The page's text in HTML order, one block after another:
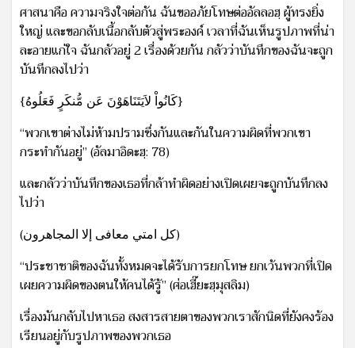
ศาสนาคือ ความจริงใจต่อกัน ฉันขออภัยโทษต่ออัลลอฮฺ ผู้ทรงยิ่ง
ใหญ่ และขอกลับเนื้อกลับตัวสู่พระองค์ เวลาที่ฉันเห็นรูปภาพที่น่า
ละอายแก่ใจ ฉันกลัวอยู่ 2 เรื่องด้วยกัน กลัวว่าบันทึกของฉันจะถูก
บันทึกลงไปว่า
{كَانُواْ لاَيَتَنَاهَوْنَ عَن مُّنكَرٍ فَعَلُوهُ}
“พวกเขาต่างไม่ห้ามปรามซึ่งกันและกันในความผิดที่พวกเขา
กระทำกันอยู่” (อัลมาอิดะฮฺ: 78)
และกลัวว่าบันทึกของเธอที่กล้าทำผิดอย่างเปิดเผยจะถูกบันทึกลง
ไปว่า
(كل امتي معافى إلا المجاهرون)
“ประชาชาติของฉันทั้งหมดจะได้รับการยกโทษ ยกเว้นพวกที่เปิด
เผยความผิดของตนให้คนได้รู้” (ศ่อเฮี๊ยะฮฺมุสลิม)
เรื่องมันกลับไปหาเธอ สงสารสายตาของพวกเราสักนิดที่ยังคงร้อง
เรียนอยู่กับรูปภาพของพวกเธอ